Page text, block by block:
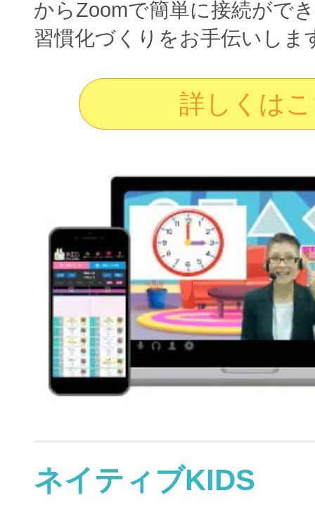
からZoomで簡単に接続がで
習慣化づくりをお手伝いしま
詳しくは
ネイティブKIDS